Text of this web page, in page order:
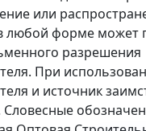
или
любой форме может
разрешения
При
и источник
Словесные